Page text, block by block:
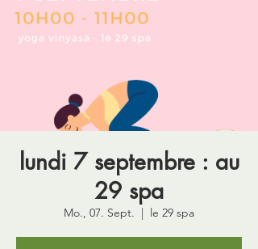
lundi 7 septembre : au
29 spa
Mo., 07. Sept.
  |
le 29 spa